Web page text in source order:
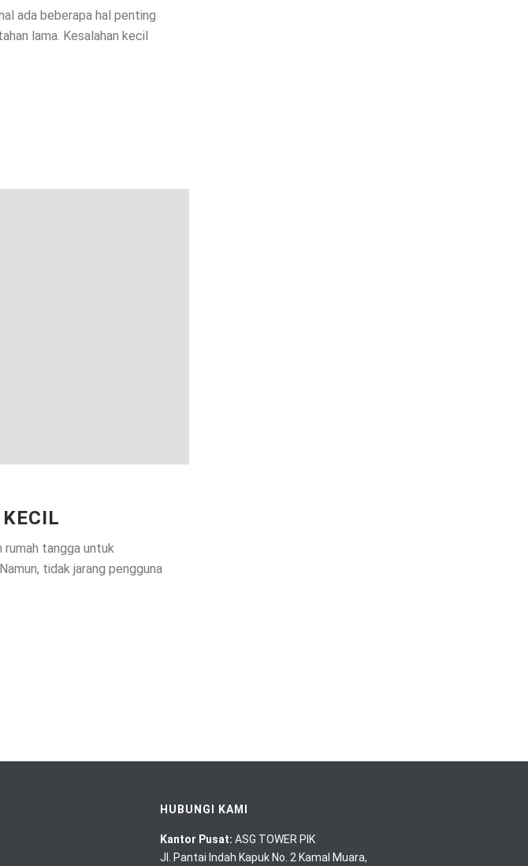
ada beberapa hal penting
lama. Kesalahan kecil
rumah tangga untuk
tidak jarang pengguna
HUBUNGI KAMI
Kantor Pusat:ASG TOWER PIK
Jl. Pantai Indah Kapuk No. 2 Kamal Muara,